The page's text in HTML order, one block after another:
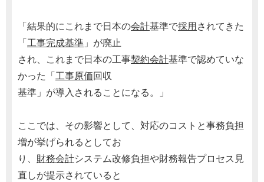
「結果的にこれまで日本の会計基準で採用されてきた
「工事完成基準 」が廃止
され、これまで日本の工事契約会計基準で認めていな
かった「工事原価回収
基準」が導入されることになる。」
ここでは、その影響として、対応のコストと事務負担
増が挙げられるとしてお
り、 財務会計システム改修負担や財務報告プロセス見
直しが提示されていると